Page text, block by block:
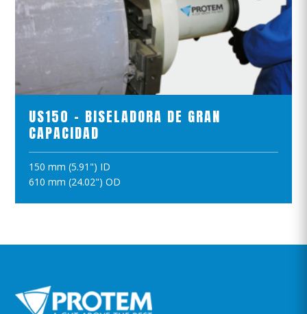
US150 - BISELADORA DE GRAN
CAPACIDAD
150 mm (5.91") ID
610 mm (24.02") OD
VER EL PRODUCTO
AÑADIR A LA CESTA